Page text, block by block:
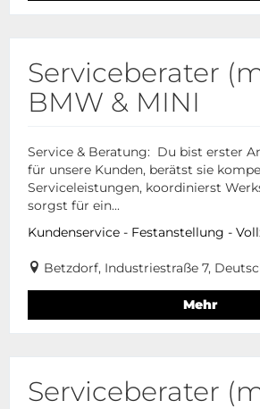
Serviceberater
BMW & MINI
Service & Beratung: Du bist erster
für unsere Kunden, berätst sie
Serviceleistungen, koordinierst
sorgst für ein...
Kundenservice - Festanstellung -
Betzdorf, Industriestraße 7,
Mehr
Serviceberater